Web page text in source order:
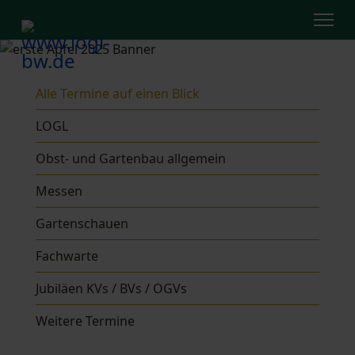
Alle Termine auf einen Blick
LOGL
Obst- und Gartenbau allgemein
Messen
Gartenschauen
Fachwarte
Jubiläen KVs / BVs / OGVs
Weitere Termine